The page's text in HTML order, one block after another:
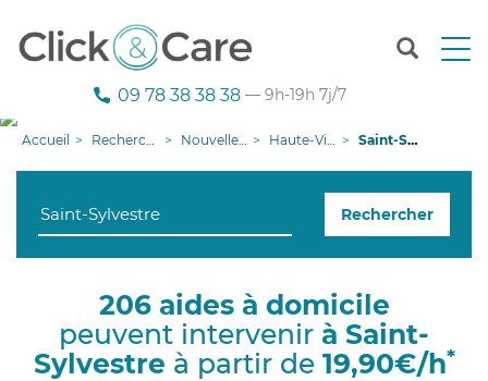
T
n
g
o
09 78 38 38 38 — 9h-19h 7j/7
Accueil Recherche aide à domicile Nouvelle-Aquitaine Haute-Vienne Saint-Sylvestre
Rechercher
206 aides à domicile
peuvent intervenir à Saint-
Sylvestre à partir de 19,90€/h*